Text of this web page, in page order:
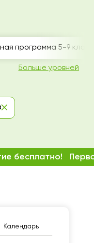
Календарь
бесплатно!
программа 5-9
Больше уровней